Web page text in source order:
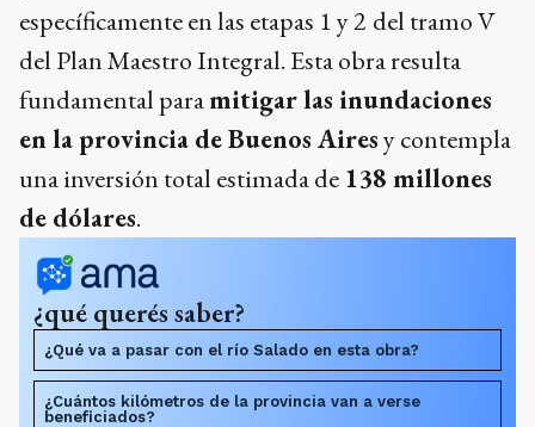
específicamente en las etapas 1 y 2 del tramo V
del Plan Maestro Integral. Esta obra resulta
fundamental paramitigar las inundaciones
en la provincia de Buenos Airesy contempla
una inversión total estimada de 138 millones
de dólares.
¿qué querés saber?
¿Qué va a pasar con el río Salado en esta obra?
¿Cuántos kilómetros de la provincia van a verse
beneficiados?